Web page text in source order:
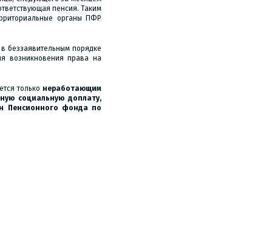
пенсия. Таким
органы ПФР
беззаявительным порядке
возникновения права на
только неработающим
социальную доплату,
Пенсионного фонда по